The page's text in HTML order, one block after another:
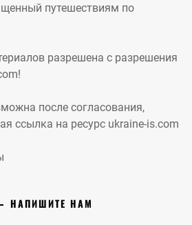
путешествиям по
разрешена с разрешения
после согласования,
ссылка на ресурс ukraine-is.com
НАПИШИТЕ НАМ